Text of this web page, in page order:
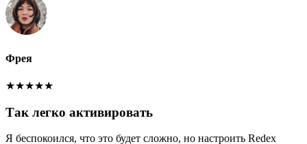
Фрея
★★★★★
Так легко активировать
Я беспокоился, что это будет сложно, но настроить Redex